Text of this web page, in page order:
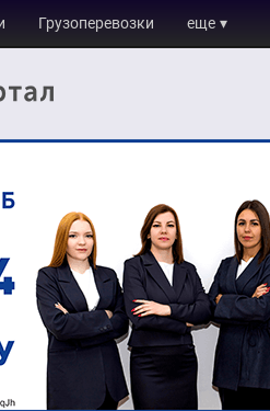
Грузоперевозки еще ▾